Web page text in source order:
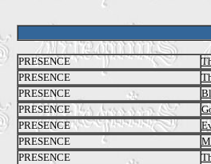
PRESENCE
PRESENCE
PRESENCE
PRESENCE
PRESENCE
PRESENCE
PRESENCE